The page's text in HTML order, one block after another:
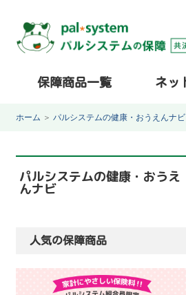
保障商品一覧 ネッ
ホーム ＞ パルシステムの健康・おうえんナビ
パルシステムの健康・おうえ
んナビ
人気の保障商品